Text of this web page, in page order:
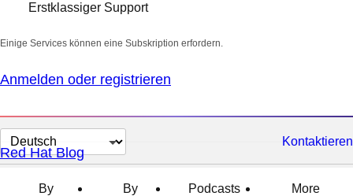
Erstklassiger Support
Einige Services können eine Subskription erfordern.
Anmelden oder registrieren
Sprache
auswählen
Kontaktieren
Red Hat Blog
By
By
Podcasts
More